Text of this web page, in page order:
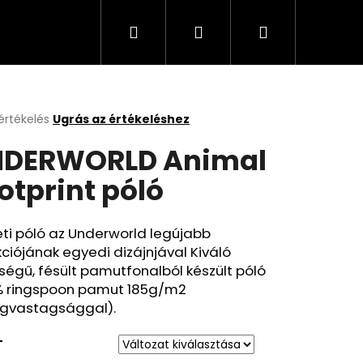
KeresésBejelentkezés
Kosár
Ugrás az értékeléshez
Animal
póló
póló az Underworld legújabb
egyedi dizájnjával Kiváló
fésült pamutfonalból készült póló
ringspoon pamut 185g/m2